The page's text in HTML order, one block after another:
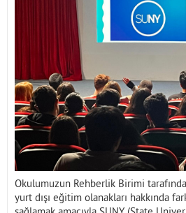
Okulumuzun Rehberlik Birimi
yurt dışı eğitim olanakları hakkında